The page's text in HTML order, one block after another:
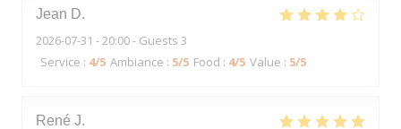
Jean D
2026-07-31 - 20:00 - Guests 3
Service : 4/5 Ambiance : 5/5 Food : 4/5 Value : 5/5
René J